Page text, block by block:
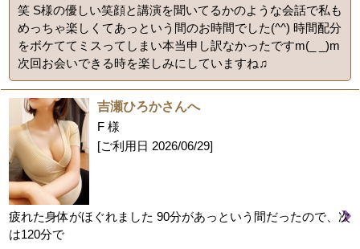
笑 S様の優しい笑顔と講演を聞いてるかのような会話で私も
めっちゃ楽しくてあっという間のお時間でした(^^) 時間配分
をボケててミスってしまい本当申し訳なかったですm(_ _)m
次回お会いできる時を楽しみにしていますね♫
吉瀬ひろかさんへ
F 様
[ご利用日 2026/06/29]
疲れた身体がほぐれました 90分があっという間だったので、次
は120分で